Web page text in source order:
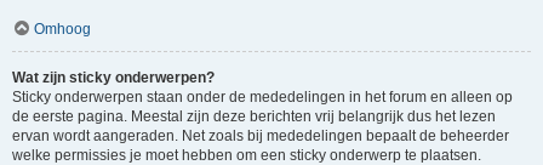
Omhoog
Wat zijn sticky onderwerpen?
Sticky onderwerpen staan onder de mededelingen in het forum en alleen op
de eerste pagina. Meestal zijn deze berichten vrij belangrijk dus het lezen
ervan wordt aangeraden. Net zoals bij mededelingen bepaalt de beheerder
welke permissies je moet hebben om een sticky onderwerp te plaatsen.